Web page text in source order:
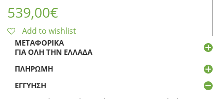
539,00€
Add to wishlist
ΜΕΤΑΦΟΡΙΚΆ
ΓΙΑ ΌΛΗ ΤΗΝ ΕΛΛΆΔΑ
ΠΛΗΡΩΜΉ
ΕΓΓΎΗΣΗ